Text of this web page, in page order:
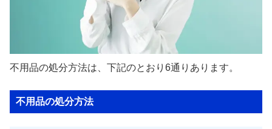
不用品の処分方法は、下記のとおり6通りあります。
不用品の処分方法